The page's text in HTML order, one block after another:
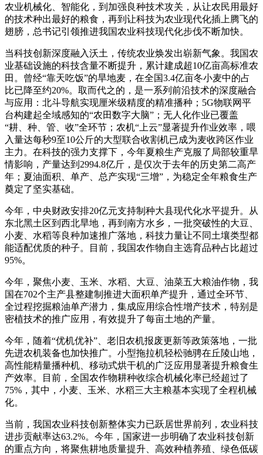
农业机械化、智能化，到加强良种技术攻关，从让农民用最好
的技术种出最好的粮食，再到让科技为农业现代化插上腾飞的
翅膀，总书记引领推进我国农业科技现代化步伐不断加快。
当科技创新深度融入沃土，传统农业焕发出崭新气象。我国农
业基础设施的科技含量不断提升，累计建成超10亿亩高标准农
田。曾经“靠天吃饭”的旱地麦，在全国3.4亿亩冬小麦中的占
比已降至约20%。取而代之的，是一系列前沿技术的深度融合
与应用：北斗导航实现厘米级精度的精准播种；5G物联网平
台构建起全域感知的“农田数字大脑”；无人化作业已覆盖
“耕、种、管、收”全环节；农机“上云”显著提升作业效率，喂
入量达每秒9至10公斤的大型联合收割机已成为麦收跨区作业
主力。在科技的强力支撑下，今年夏粮生产克服了局部较重旱
情影响，产量达到2994.8亿斤，是仅次于去年的历史第二高产
年；夏油面积、单产、总产实现“三增”，为稳定全年粮食生产
奠定了坚实基础。
今年，中央财政安排20亿元支持制种大县现代化水平提升。从
东北黑土区到西北旱地，再到南方水乡，一批突破性的大豆、
小麦、水稻等良种加速推广落地，科技力量让不同土壤类型都
能适配优质的种子。目前，我国农作物自主选育品种占比超过
95%。
今年，聚焦小麦、玉米、水稻、大豆、油菜五大粮油作物，我
国在702个主产县整建制推进大面积单产提升，通过全环节、
全过程挖掘粮油单产潜力，集成应用综合性增产技术，特别是
密植技术的推广应用，有效提升了每亩土地的产量。
今年，随着“优机优补”、老旧农机报废更新等政策落地，一批
先进农机装备也加快推广。小型拖拉机轻松驰骋在丘陵山地，
高性能精量播种机、移动式烘干机的广泛应用显著提升粮食生
产效率。目前，全国农作物耕种收综合机械化率已经超过了
75%，其中，小麦、玉米、水稻三大主粮基本实现了全程机械
化。
当前，我国农业科技创新整体实力已跃居世界前列，农业科技
进步贡献率达63.2%。今年，国家进一步明确了农业科技创新
的重点方向，将聚焦耕地质量提升、高效种植养殖、绿色低碳